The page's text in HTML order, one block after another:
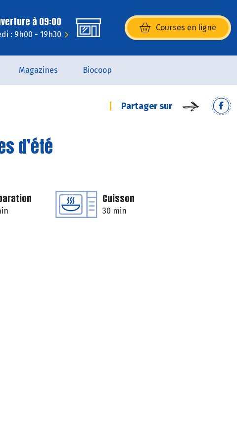
à 09:00
: 9h00 - 19h30
Courses en ligne
(s’ouvre dans une nouvelle
Magazines Biocoop
Partager sur
d’été
Cuisson
30 min